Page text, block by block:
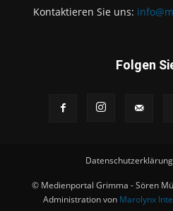
Kontaktieren Sie uns:
Folgen
Datenschutzerklärung
© Medienportal Grimma - Sören
Administration von Marolynx